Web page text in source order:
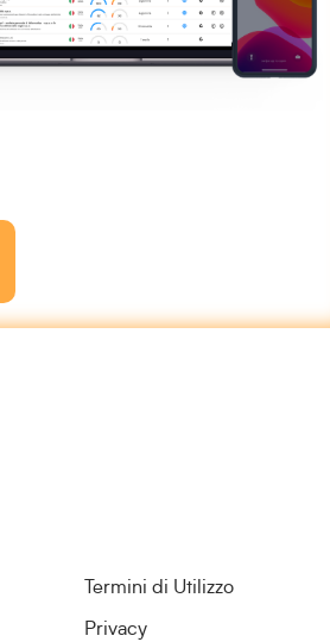
Termini di Utilizzo
Privacy